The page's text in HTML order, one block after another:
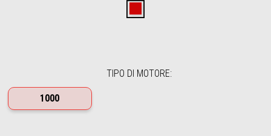
TIPO DI MOTORE:
1000